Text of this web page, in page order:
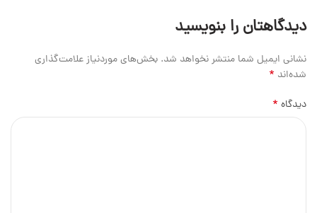
دیدگاهتان را بنویسید
نشانی ایمیل شما منتشر نخواهد شد. بخش‌های موردنیاز علامت‌گذاری
شده‌اند *
دیدگاه *